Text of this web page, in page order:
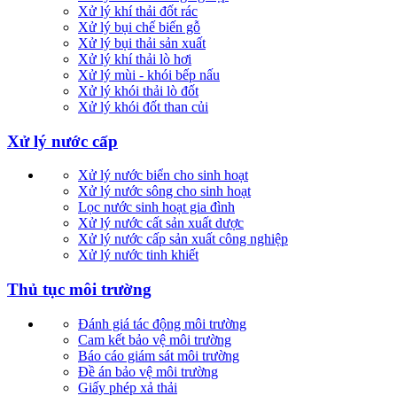
Xử lý khí thải đốt rác
Xử lý bụi chế biến gỗ
Xử lý bụi thải sản xuất
Xử lý khí thải lò hơi
Xử lý mùi - khói bếp nấu
Xử lý khói thải lò đốt
Xử lý khói đốt than củi
Xử lý nước cấp
Xử lý nước biển cho sinh hoạt
Xử lý nước sông cho sinh hoạt
Lọc nước sinh hoạt gia đình
Xử lý nước cất sản xuất dược
Xử lý nước cấp sản xuất công nghiệp
Xử lý nước tinh khiết
Thủ tục môi trường
Đánh giá tác động môi trường
Cam kết bảo vệ môi trường
Báo cáo giám sát môi trường
Đề án bảo vệ môi trường
Giấy phép xả thải